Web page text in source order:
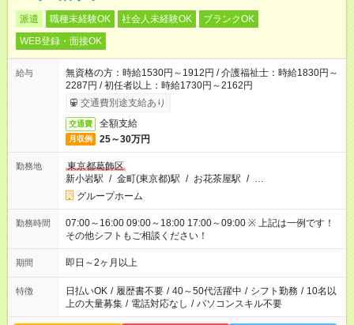
派遣 職種未経験OK 社会人未経験OK
ブランクOK
WEB登録・面接OK
給与
無資格の方：時給1530円～1912円 / 介護福祉士：時給1830円～
2287円 / 初任者以上：時給1730円～2162円
交通費別途支給あり
交通費 全額支給
月収例 25～30万円
勤務地
東京都葛飾区
新小岩駅 / 金町(東京都)駅 / お花茶屋駅 / …
グループホーム
勤務時間
07:00～16:00 09:00～18:00 17:00～09:00 ※ 上記は一例です！
その他シフトもご相談ください！
期間 即日～2ヶ月以上
特徴 日払いOK / 履歴書不要 / 40～50代活躍中 / シフト勤務 / 10名以
上の大量募集 / 電話対応なし / パソコンスキル不要